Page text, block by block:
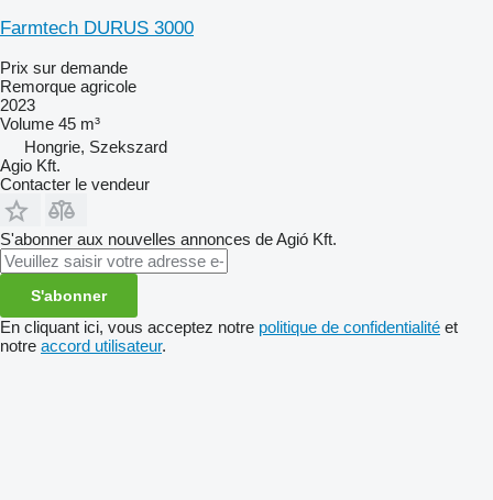
Farmtech DURUS 3000
Prix sur demande
Remorque agricole
2023
Volume 45 m³
Hongrie, Szekszard
Agio Kft.
Contacter le vendeur
S'abonner aux nouvelles annonces de Agió Kft.
S'abonner
En cliquant ici, vous acceptez notre politique de confidentialité et
notre accord utilisateur.